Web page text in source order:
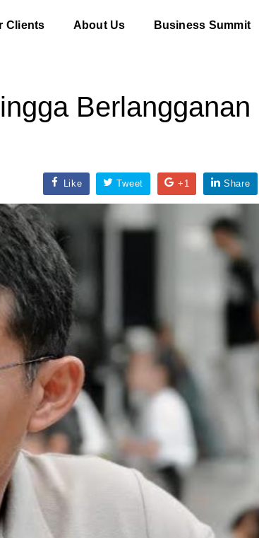
Clients About Us Business Summit
Berlangganan
Like Tweet +1 Share